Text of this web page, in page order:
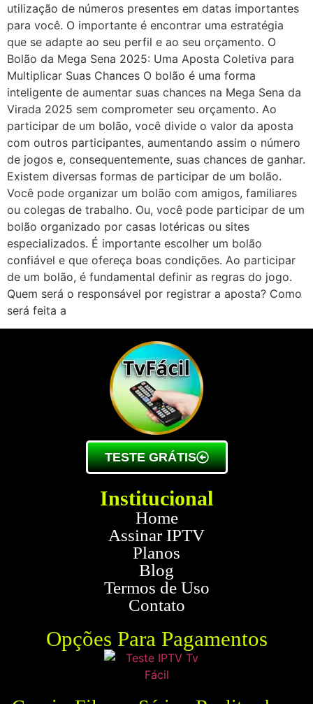
utilização de números presentes em datas importantes
para você. O importante é encontrar uma estratégia
que se adapte ao seu perfil e ao seu orçamento. O
Bolão da Mega Sena 2025: Uma Aposta Coletiva para
Multiplicar Suas Chances O bolão é uma forma
inteligente de aumentar suas chances na Mega Sena da
Virada 2025 sem comprometer seu orçamento. Ao
participar de um bolão, você divide o valor da aposta
com outros participantes, aumentando assim o número
de jogos e, consequentemente, suas chances de ganhar.
Existem diversas formas de participar de um bolão.
Você pode organizar um bolão com amigos, familiares
ou colegas de trabalho. Ou, você pode participar de um
bolão organizado por casas lotéricas ou sites
especializados. É importante escolher um bolão
confiável e que ofereça boas condições. Ao participar
de um bolão, é fundamental definir as regras do jogo.
Quem será o responsável por registrar a aposta? Como
será feita a
TESTE GRÁTIS
Institucional
Home
Assinar IPTV
Planos
Blog
Termos de Uso
Contato
Opções Para Pagamentos